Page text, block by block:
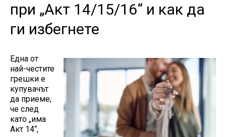
при „Акт 14/15/16“ и как да
ги избегнете
Една от
най-честите
грешки е
купувачът
да приеме,
че след
като „има
Акт 14“,